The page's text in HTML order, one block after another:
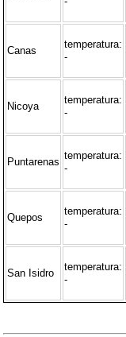
Canas
temperatura:
-
Nicoya
temperatura:
-
Puntarenas
temperatura:
-
Quepos
temperatura:
-
San Isidro
temperatura:
-